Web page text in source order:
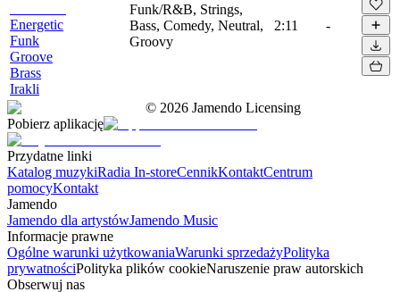
Energetic
Funk
Groove
Brass
Irakli
Funk/R&B, Strings,
Bass, Comedy, Neutral,
Groovy
2:11 -
© 2026 Jamendo Licensing
Pobierz aplikację
Przydatne linki
Katalog muzykiRadia In-storeCennikKontaktCentrum
pomocyKontakt
Jamendo
Jamendo dla artystówJamendo Music
Informacje prawne
Ogólne warunki użytkowaniaWarunki sprzedażyPolityka
prywatnościPolityka plików cookieNaruszenie praw autorskich
Obserwuj nas